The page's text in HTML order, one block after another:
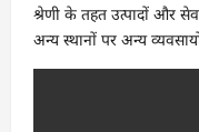
श्रेणी के तहत उत्पादों और
अन्य स्थानों पर अन्य